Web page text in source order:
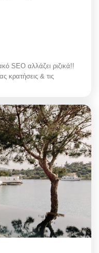
SEO αλλάζει ριζικά!!
κρατήσεις & τις